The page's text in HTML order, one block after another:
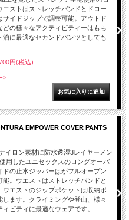
エストはストレッチバンドとドロー
サイドジップで調整可能。アウトド
どの様々なアクティビティーはもち
泊に最適なセカンドパンツとしても
円(税込)
EMPOWER COVER PANTS
イロン素材に防水透湿3レイヤーメン
用したユニセックスのロングオーバ
ドの止水ジッパーはがフルオープン
能。ウエストはストレッチバンドと
ウエストのジップポケットは収納ポ
します。クライミングや登山、様々
ビティに最適なウェアです。